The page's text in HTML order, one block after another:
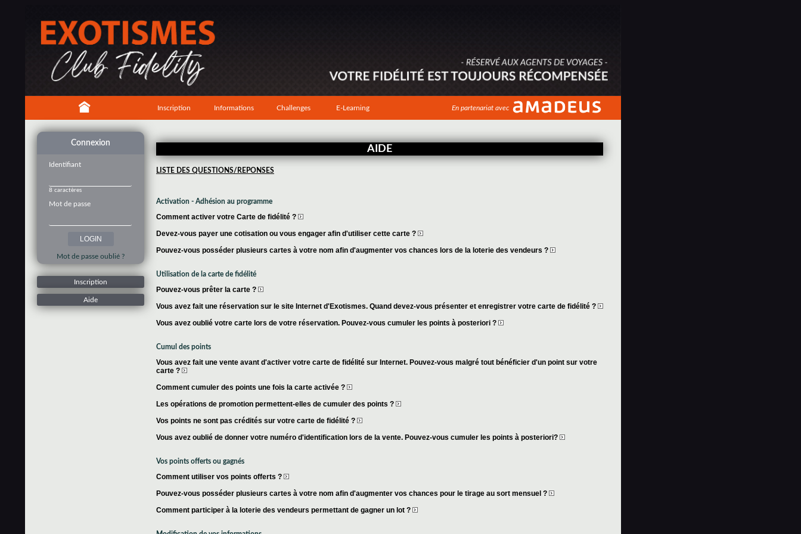
Inscription Informations Challenges E-Learning En partenariat avec
Connexion
Identifiant
8 caractères
Mot de passe
Mot de passe oublié ?
Inscription
Aide
AIDE
LISTE DES QUESTIONS/REPONSES
Activation - Adhésion au programme
Comment activer votre Carte de fidélité ?
Devez-vous payer une cotisation ou vous engager afin d'utiliser cette carte ?
Pouvez-vous posséder plusieurs cartes à votre nom afin d'augmenter vos chances lors de la loterie des vendeurs ?
Utilisation de la carte de fidélité
Pouvez-vous prêter la carte ?
Vous avez fait une réservation sur le site Internet d'Exotismes. Quand devez-vous présenter et enregistrer votre carte de fidélité ?
Vous avez oublié votre carte lors de votre réservation. Pouvez-vous cumuler les points à posteriori ?
Cumul des points
Vous avez fait une vente avant d'activer votre carte de fidélité sur Internet. Pouvez-vous malgré tout bénéficier d'un point sur votre
carte ?
Comment cumuler des points une fois la carte activée ?
Les opérations de promotion permettent-elles de cumuler des points ?
Vos points ne sont pas crédités sur votre carte de fidélité ?
Vous avez oublié de donner votre numéro d'identification lors de la vente. Pouvez-vous cumuler les points à posteriori?
Vos points offerts ou gagnés
Comment utiliser vos points offerts ?
Pouvez-vous posséder plusieurs cartes à votre nom afin d'augmenter vos chances pour le tirage au sort mensuel ?
Comment participer à la loterie des vendeurs permettant de gagner un lot ?